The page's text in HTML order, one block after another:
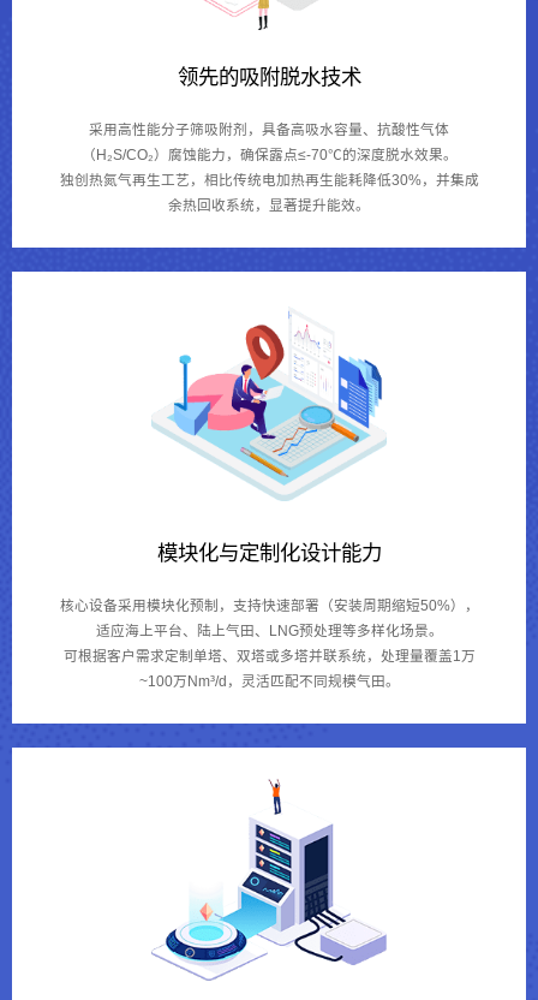
领先的吸附脱水技术
采用高性能分子筛吸附剂，具备高吸水容量、抗酸性气体
（H₂S/CO₂）腐蚀能力，确保露点≤-70℃的深度脱水效果。
独创热氮气再生工艺，相比传统电加热再生能耗降低30%，并集成
余热回收系统，显著提升能效。
模块化与定制化设计能力
核心设备采用模块化预制，支持快速部署（安装周期缩短50%），
适应海上平台、陆上气田、LNG预处理等多样化场景。
可根据客户需求定制单塔、双塔或多塔并联系统，处理量覆盖1万
~100万Nm³/d，灵活匹配不同规模气田。